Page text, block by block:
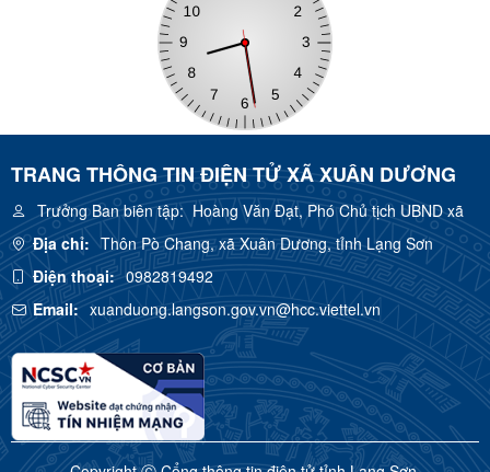
TRANG THÔNG TIN ĐIỆN TỬ XÃ XUÂN DƯƠNG
Trưởng Ban biên tập:Hoàng Văn Đạt, Phó Chủ tịch UBND xã
Địa chỉ: Thôn Pò Chang, xã Xuân Dương, tỉnh Lạng Sơn
Điện thoại: 0982819492
Email: xuanduong.langson.gov.vn@hcc.viettel.vn